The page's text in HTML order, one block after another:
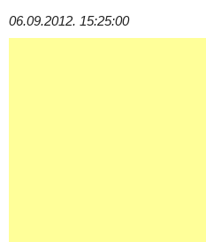
06.09.2012. 15:25:00